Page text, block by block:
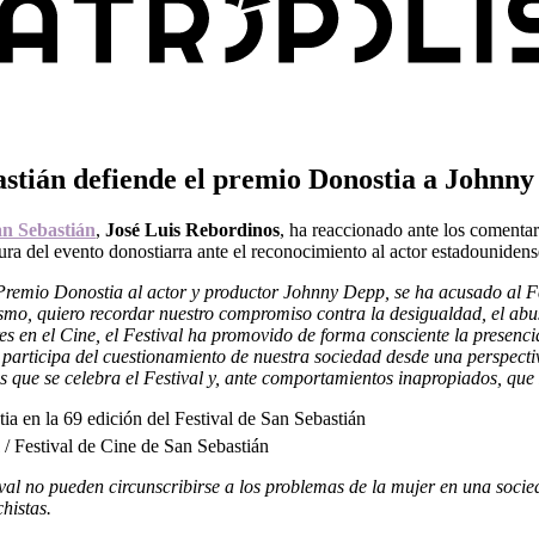
defiende el premio Donostia a
Sebastián, José Luis Rebordinos, ha reaccionado ante los
del evento donostiarra ante el reconocimiento al actor
Donostia al actor y productor Johnny Depp, se ha acusado
quiero recordar nuestro compromiso contra la desigualdad, el
en el Cine, el Festival ha promovido de forma consciente la
del cuestionamiento de nuestra sociedad desde una
que se celebra el Festival y, ante comportamientos inapropiados,
Festival de Cine de San Sebastián
no pueden circunscribirse a los problemas de la mujer en una